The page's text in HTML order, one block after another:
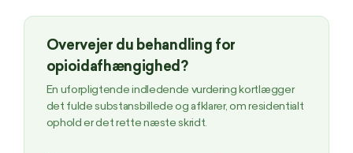
Overvejer du behandling for
opioidafhængighed?
En uforpligtende indledende vurdering kortlægger
det fulde substansbillede og afklarer, om residentialt
ophold er det rette næste skridt.